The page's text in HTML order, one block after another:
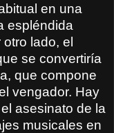
en una
espléndida
lado, el
se convertiría
que compone
vengador. Hay
asesinato de la
musicales en